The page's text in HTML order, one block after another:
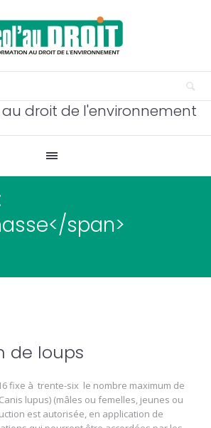
droit de l'environnement
span>
de loups
fixe à trente-six le nombre maximum de
lupus) (mâles ou femelles, jeunes ou
est autorisée, en application de